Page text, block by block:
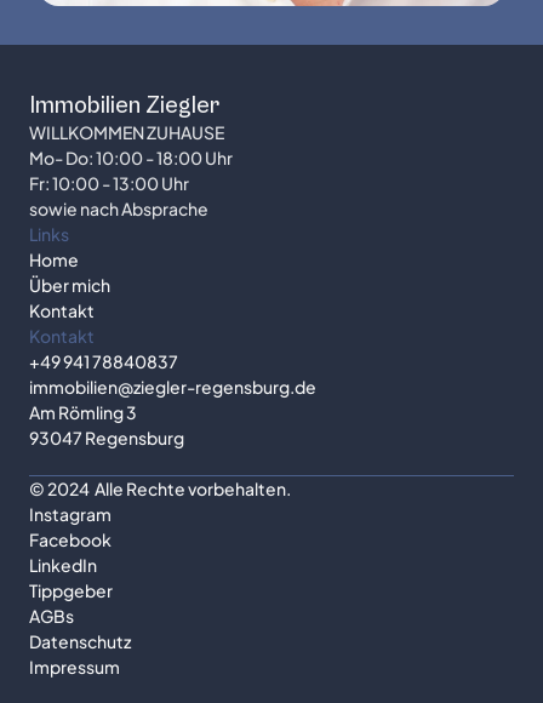
Immobilien Ziegler
WILLKOMMEN ZUHAUSE
Mo- Do: 10:00 - 18:00 Uhr
Fr: 10:00 - 13:00 Uhr
sowie nach Absprache
Links
Home
Über mich
Kontakt
Kontakt
+49 941 78840837
immobilien@ziegler-regensburg.de
Am Römling 3
93047 Regensburg
© 2024  Alle Rechte vorbehalten.
Instagram
Facebook
LinkedIn
Tippgeber
AGBs
Datenschutz
Impressum